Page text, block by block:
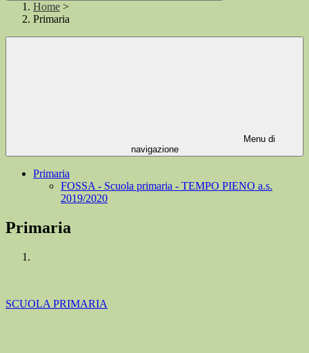
Home >
Primaria
Menu di
navigazione
Primaria
FOSSA - Scuola primaria - TEMPO PIENO a.s.
2019/2020
Primaria
SCUOLA PRIMARIA